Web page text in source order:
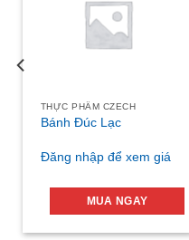
THỰC PHẨM CZECH
Bánh Đúc Lạc
Đăng nhập để xem giá
MUA NGAY